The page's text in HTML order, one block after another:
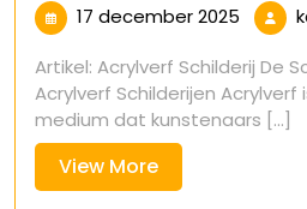
17 december 2025 17
2025
Artikel: Acrylverf Schilderij De
Acrylverf Schilderijen Acrylverf
medium dat kunstenaars [...]
View MoreView
More